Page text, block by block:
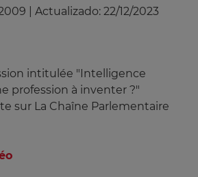
Actualizado: 22/12/2023
intitulée "Intelligence
profession à inventer ?"
sur La Chaîne Parlementaire